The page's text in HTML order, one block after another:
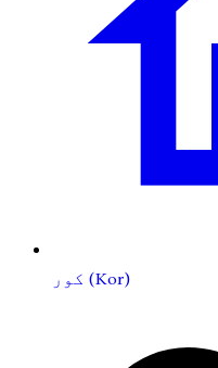
کور (Kor)